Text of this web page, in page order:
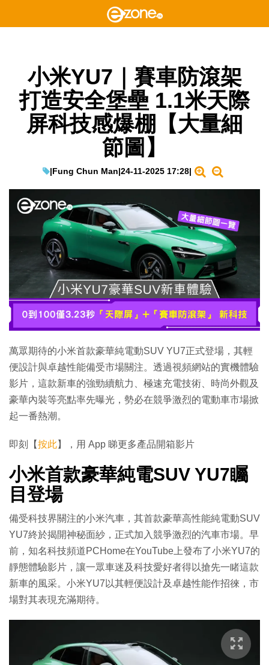
小米YU7｜賽車防滾架
打造安全堡壘 1.1米天際
屏科技感爆棚【大量細
節圖】
|Fung Chun Man|24-11-2025 17:28|
萬眾期待的小米首款豪華純電動SUV YU7正式登場，其輕
便設計與卓越性能備受市場關注。透過視頻網站的實機體驗
影片，這款新車的強勁續航力、極速充電技術、時尚外觀及
豪華內裝等亮點率先曝光，勢必在競爭激烈的電動車市場掀
起一番熱潮。
即刻【按此】，用 App 睇更多產品開箱影片
小米首款豪華純電SUV YU7矚
目登場
備受科技界關注的小米汽車，其首款豪華高性能純電動SUV
YU7終於揭開神秘面紗，正式加入競爭激烈的汽車市場。早
前，知名科技頻道PCHome在YouTube上發布了小米YU7的
靜態體驗影片，讓一眾車迷及科技愛好者得以搶先一睹這款
新車的風采。小米YU7以其輕便設計及卓越性能作招徠，市
場對其表現充滿期待。